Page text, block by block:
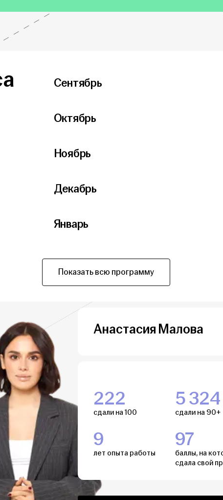
Сентябрь
Октябрь
Ноябрь
Декабрь
Январь
Показать всю программу
Анастасия Малова
222
сдали на 100
5 324
сдали на 90+
9
лет опыта работы
97
баллы, на
сдала свой